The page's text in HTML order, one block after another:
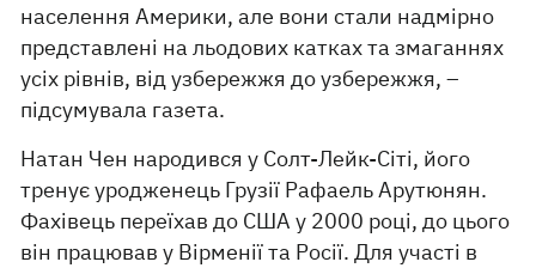
населення Америки, але вони стали надмірно
представлені на льодових катках та змаганнях
усіх рівнів, від узбережжя до узбережжя, –
підсумувала газета.
Натан Чен народився у Солт-Лейк-Сіті, його
тренує уродженець Грузії Рафаель Арутюнян.
Фахівець переїхав до США у 2000 році, до цього
він працював у Вірменії та Росії. Для участі в